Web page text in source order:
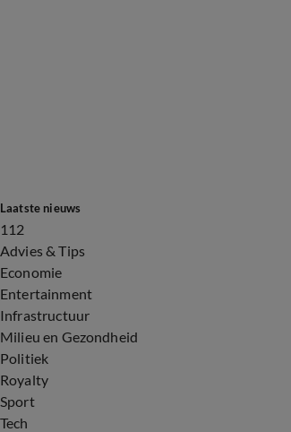
Laatste nieuws
112
Advies & Tips
Economie
Entertainment
Infrastructuur
Milieu en Gezondheid
Politiek
Royalty
Sport
Tech